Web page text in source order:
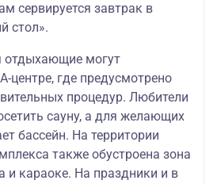
сервируется завтрак в
стол».
отдыхающие могут
центре, где предусмотрено
процедур. Любители
сауну, а для желающих
бассейн. На территории
также обустроена зона
и караоке. На праздники и в